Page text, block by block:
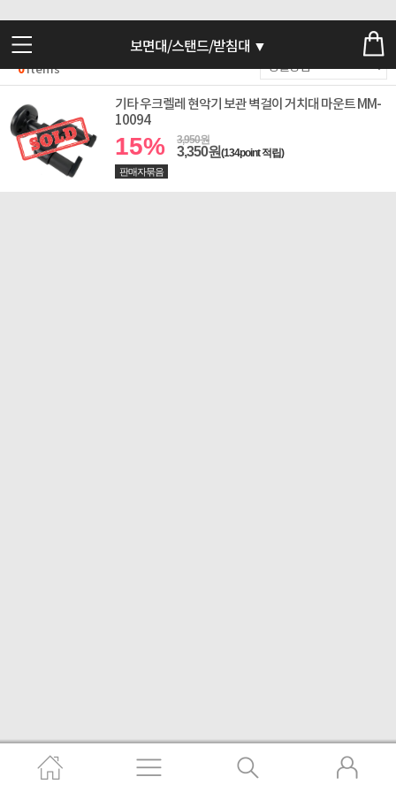
보면대/스탠드/받침대 ▼
0Items
기타 우크렐레 현악기 보관 벽걸이 거치대 마운트 MM-
10094
15% 3,950원
3,350원(134point 적립)
판매자묶음